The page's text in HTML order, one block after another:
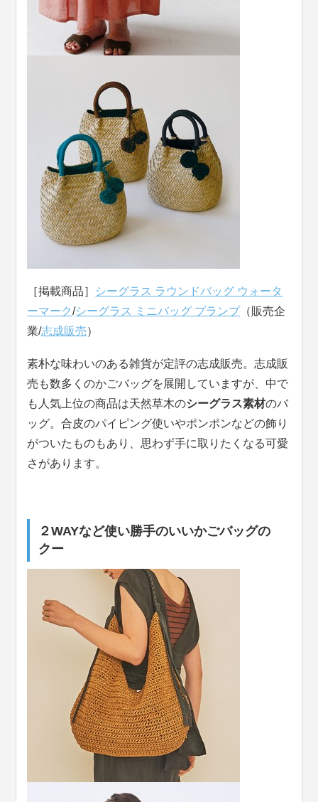
［掲載商品］ シーグラス ラウンドバッグ ウォータ
ーマーク/シーグラス ミニバッグ プランプ（販売企
業/志成販売）
素朴な味わいのある雑貨が定評の志成販売。志成販
売も数多くのかごバッグを展開していますが、中で
も人気上位の商品は天然草木のシーグラス素材のバ
ッグ。合皮のパイピング使いやポンポンなどの飾り
がついたものもあり、思わず手に取りたくなる可愛
さがあります。
２WAYなど使い勝手のいいかごバッグの
クー